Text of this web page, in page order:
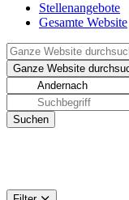
Stellenangebote
Gesamte Website